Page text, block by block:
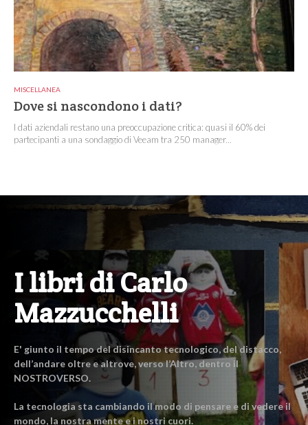
MISCELLANEA
Dove si nascondono i dati?
I dati aziendali restano una preoccupazione critica: quasi il 60% dei
partecipanti a una sondaggio di Veeam tra 250 manager...
I libri di Carlo
Mazzucchelli
E' giunto il tempo del disincanto tecnologico, del distacco,
dell’andare oltre e altrove, verso l’Altro, dentro il
NOSTROVERSO.
La tecnologia sta cambiando il modo di pensare e di vedere il
mondo, la nostra mente e i nostri cuori.